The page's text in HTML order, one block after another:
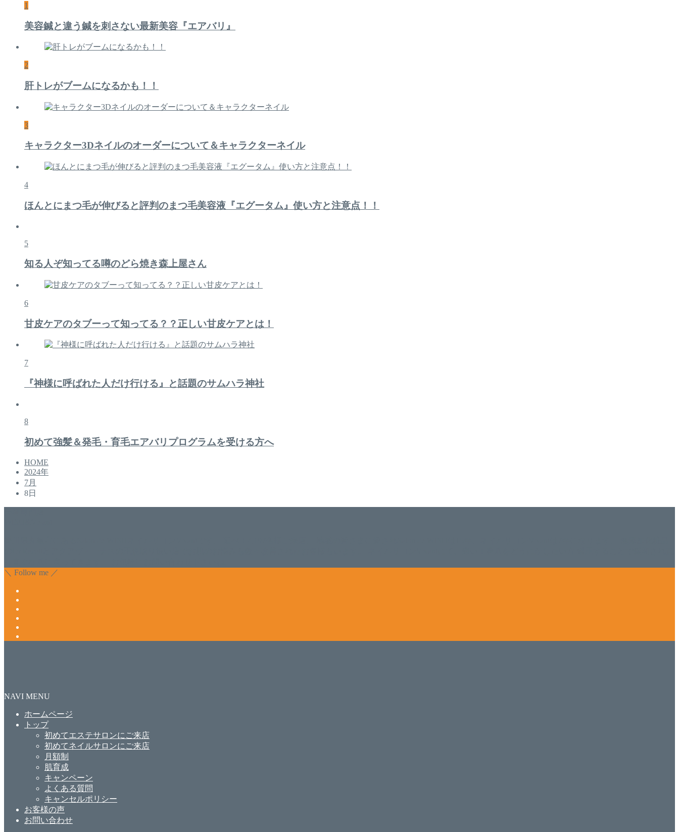
1
美容鍼と違う鍼を刺さない最新美容『エアバリ』
2
肝トレがブームになるかも！！
3
キャラクター3Dネイルのオーダーについて＆キャラクターネイル
4
ほんとにまつ毛が伸びると評判のまつ毛美容液『エグータム』使い方と注意点！！
5
知る人ぞ知ってる噂のどら焼き森上屋さん
6
甘皮ケアのタブーって知ってる？？正しい甘皮ケアとは！
7
『神様に呼ばれた人だけ行ける』と話題のサムハラ神社
8
初めて強髪＆発毛・育毛エアバリプログラムを受ける方へ
HOME
2024年
7月
8日
＼ Follow me ／
NAVI MENU
ホームページ
トップ
初めてエステサロンにご来店
初めてネイルサロンにご来店
月額制
肌育成
キャンペーン
よくある質問
キャンセルポリシー
お客様の声
お問い合わせ